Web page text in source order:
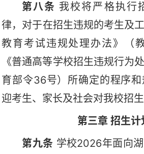
第八条 我校将严格执行
律，对于在招生违规的考生及
教育考试违规处理办法》（
《普通高等学校招生违规行为
育部令36号）所确定的程序和
迎考生、家长及社会对我校招生
第三章 招生计
第九条 学校2026年面向湖